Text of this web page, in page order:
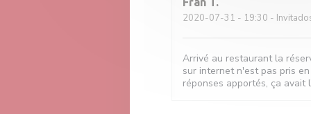
2020-07-31 - 19:30 -
Arrivé au restaurant la
sur internet n'est pas pris
réponses apportés, ça avait